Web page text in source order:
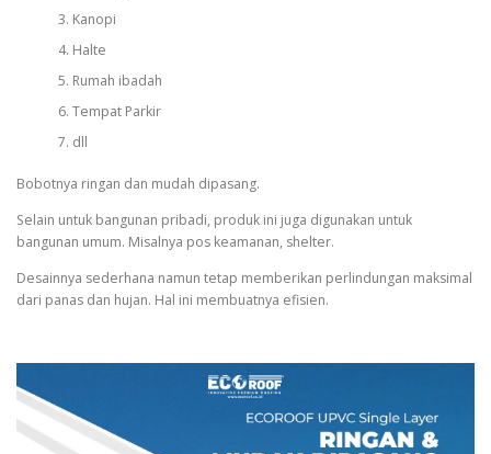
Kanopi
Halte
Rumah ibadah
Tempat Parkir
dll
Bobotnya ringan dan mudah dipasang.
Selain untuk bangunan pribadi, produk ini juga digunakan untuk
bangunan umum. Misalnya pos keamanan, shelter.
Desainnya sederhana namun tetap memberikan perlindungan maksimal
dari panas dan hujan. Hal ini membuatnya efisien.